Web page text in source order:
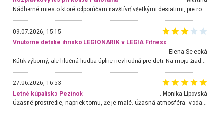
Nádherné miesto ktoré odporúčam navštíviť všetkými desiatimi, pre rodiny s deťmi, dôchodcom... Proste a jednoducho ozaj rozprávkový les.. určite ešte prídeme. Odniesli sme si na pamiatku krásne tričká,
09.07.2026, 15:15
Vnútorné detské ihrisko LEGIONARIK v LEGIA Fitness
Elena Selecká
27.06.2026, 16:53
Letné kúpalisko Pezinok
. Monika Lipovská
Úžasné prostredie, napriek tomu, že je malé. Úžasná atmosféra. Voda fantastická a nádherná. Ľudí je pomerne veľa, ale su mili a ohľaduplní. Je veľmi zaujímavé sledovať, ako dokážu spolu športovať cudzí ľudia a bez ohľadu na vek. Vládne tu pohoda. Vnuka neviem dostať z vody. Ďakujem za krásny deň . Urcite sa sem vrátim. Jediný problém je s parkovaním, ale aj ten sa mi podarilo vyriešiť. Monika Bratislava